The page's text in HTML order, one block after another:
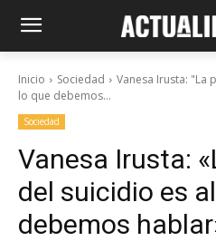
Inicio Sociedad
Vanesa Irusta: "La
lo que debemos...
Sociedad
Vanesa Irusta:
del suicidio es
debemos